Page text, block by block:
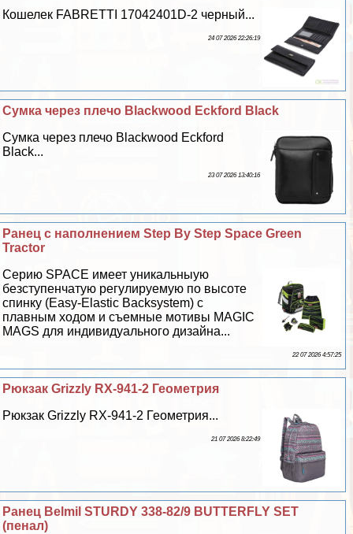
Кошелек FABRETTI 17042401D-2 черный...
24 07 2026 22:26:19
Сумка через плечо Blackwood Eckford Black
Сумка через плечо Blackwood Eckford
Black...
23 07 2026 13:40:16
Ранец с наполнением Step By Step Space Green
Tractor
Серию SPACE имеет уникальныую
безступенчатую регулируемую по высоте
спинку (Easy-Elastic Backsystem) с
плавным ходом и съемные мотивы MAGIC
MAGS для индивидуального дизайна...
22 07 2026 4:57:25
Рюкзак Grizzly RX-941-2 Геометрия
Рюкзак Grizzly RX-941-2 Геометрия...
21 07 2026 8:22:49
Ранец Belmil STURDY 338-82/9 BUTTERFLY SET
(пенал)